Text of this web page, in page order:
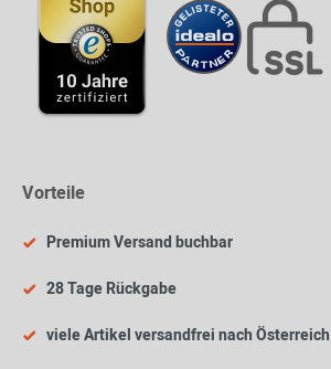
Vorteile
Premium Versand buchbar
28 Tage Rückgabe
viele Artikel versandfrei nach Österreich